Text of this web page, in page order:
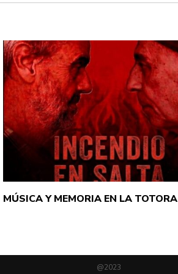
MÚSICA Y MEMORIA EN LA TOTORA
@2023